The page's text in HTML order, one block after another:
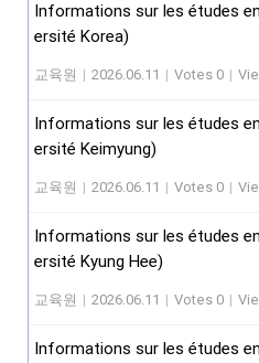
Informations sur les études
ersité Korea)
교육원 | 2026.06.11 | Votes 0 |
Informations sur les études
ersité Keimyung)
교육원 | 2026.06.11 | Votes 0 |
Informations sur les études
ersité Kyung Hee)
교육원 | 2026.06.11 | Votes 0 |
Informations sur les études